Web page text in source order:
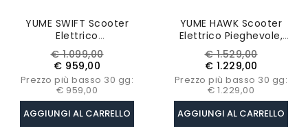
YUME SWIFT Scooter
Elettrico
Pieghevole,motore Da
1200W , Batteria Da 48V
22,5Ah
Prezzo
base
€ 1.099,00Prezzo
€ 959,00
Prezzo più basso 30 gg:
€ 959,00
AGGIUNGI AL CARRELLO
YUME HAWK Scooter
Elettrico Pieghevole,
10x3.15" Pneumatici
Tubeless Per Tutti I
Terreni, Motore 1200W*2,
Batteria 60V 22.5Ah
Prezzo
base
€ 1.529,00Prezzo
€ 1.229,00
Prezzo più basso 30 gg:
€ 1.229,00
AGGIUNGI AL CARRELLO